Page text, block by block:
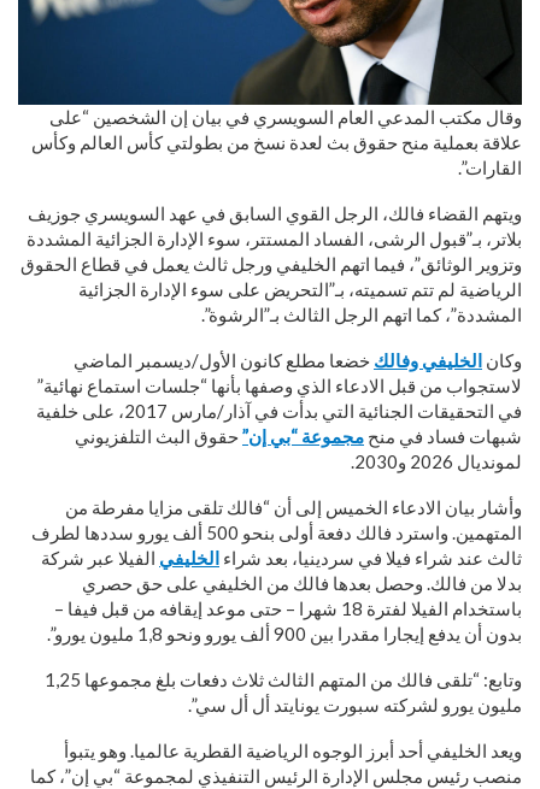
وقال مكتب المدعي العام السويسري في بيان إن الشخصين “على
علاقة بعملية منح حقوق بث لعدة نسخ من بطولتي كأس العالم وكأس
القارات”.
ويتهم القضاء فالك، الرجل القوي السابق في عهد السويسري جوزيف
بلاتر، بـ”قبول الرشى، الفساد المستتر، سوء الإدارة الجزائية المشددة
وتزوير الوثائق”، فيما اتهم الخليفي ورجل ثالث يعمل في قطاع الحقوق
الرياضية لم تتم تسميته، بـ”التحريض على سوء الإدارة الجزائية
المشددة”، كما اتهم الرجل الثالث بـ”الرشوة”.
وكان الخليفي وفالك خضعا مطلع كانون الأول/ديسمبر الماضي
لاستجواب من قبل الادعاء الذي وصفها بأنها “جلسات استماع نهائية”
في التحقيقات الجنائية التي بدأت في آذار/مارس 2017، على خلفية
شبهات فساد في منح مجموعة “بي إن” حقوق البث التلفزيوني
لمونديال 2026 و2030.
وأشار بيان الادعاء الخميس إلى أن “فالك تلقى مزايا مفرطة من
المتهمين. واسترد فالك دفعة أولى بنحو 500 ألف يورو سددها لطرف
ثالث عند شراء فيلا في سردينيا، بعد شراء الخليفي الفيلا عبر شركة
بدلا من فالك. وحصل بعدها فالك من الخليفي على حق حصري
باستخدام الفيلا لفترة 18 شهرا – حتى موعد إيقافه من قبل فيفا –
بدون أن يدفع إيجارا مقدرا بين 900 ألف يورو ونحو 1,8 مليون يورو”.
وتابع: “تلقى فالك من المتهم الثالث ثلاث دفعات بلغ مجموعها 1,25
مليون يورو لشركته سبورت يونايتد أل أل سي”.
ويعد الخليفي أحد أبرز الوجوه الرياضية القطرية عالميا. وهو يتبوأ
منصب رئيس مجلس الإدارة الرئيس التنفيذي لمجموعة “بي إن”، كما